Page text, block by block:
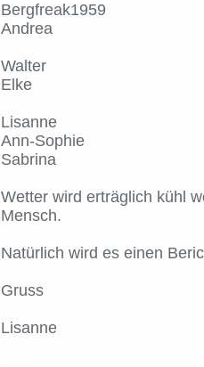
Bergfreak1959
Andrea
Walter
Elke
Lisanne
Ann-Sophie
Sabrina
Wetter wird erträglich kühl
Mensch.
Natürlich wird es einen
Gruss
Lisanne